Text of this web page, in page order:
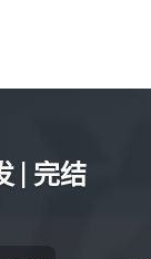
| 完结